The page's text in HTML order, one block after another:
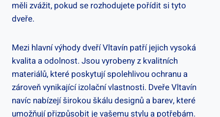
měli zvážit, pokud se rozhodujete pořídit si tyto
dveře.
Mezi hlavní výhody dveří Vltavín patří jejich vysoká
kvalita a odolnost. Jsou vyrobeny z kvalitních
materiálů, které poskytují spolehlivou ochranu a
zároveň vynikající izolační vlastnosti. Dveře Vltavín
navíc nabízejí širokou škálu designů a barev, které
umožňují přizpůsobit je vašemu stylu a potřebám.